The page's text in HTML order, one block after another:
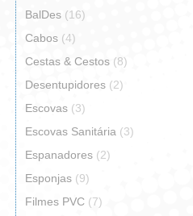
BalDes (16)
Cabos (4)
Cestas & Cestos (8)
Desentupidores (2)
Escovas (3)
Escovas Sanitária (3)
Espanadores (2)
Esponjas (9)
Filmes PVC (7)